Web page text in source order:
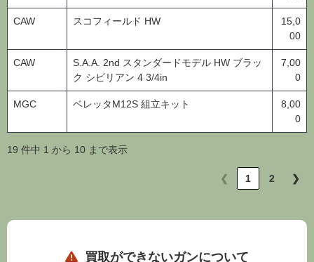
CAW スコフィールド HW
15,0
00
CAW
S.A.A. 2nd スタンダードモデル HW ブラッ
ク シビリアン 4 3/4in
7,00
0
MGC ベレッタM12S 組立キット
8,00
0
1